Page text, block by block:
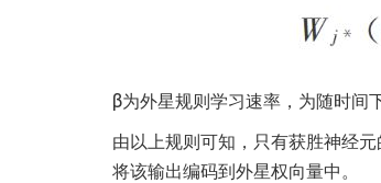
β为外星规则学习速率，为随时间
由以上规则可知，只有获胜神经
将该输出编码到外星权向量中。